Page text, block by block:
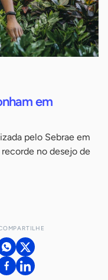
em
pelo Sebrae em
no desejo de